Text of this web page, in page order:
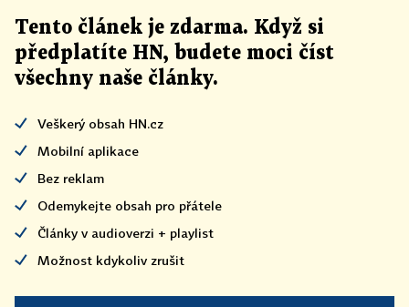
Tento článek je zdarma. Když si
předplatíte HN, budete moci číst
všechny naše články.
Veškerý obsah HN.cz
Mobilní aplikace
Bez reklam
Odemykejte obsah pro přátele
Články v audioverzi + playlist
Možnost kdykoliv zrušit